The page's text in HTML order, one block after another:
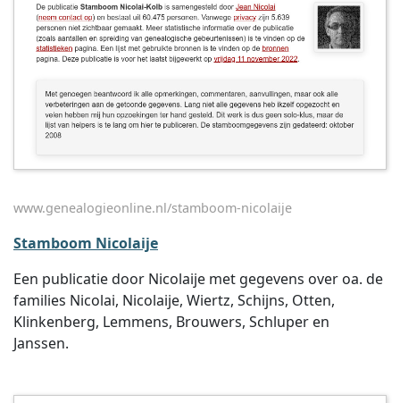
www.genealogieonline.nl/stamboom-nicolaije
Stamboom Nicolaije
Een publicatie door Nicolaije met gegevens over oa. de
families Nicolai, Nicolaije, Wiertz, Schijns, Otten,
Klinkenberg, Lemmens, Brouwers, Schluper en
Janssen.